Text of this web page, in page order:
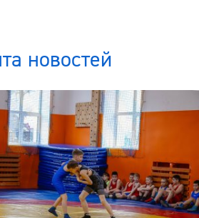
новостей